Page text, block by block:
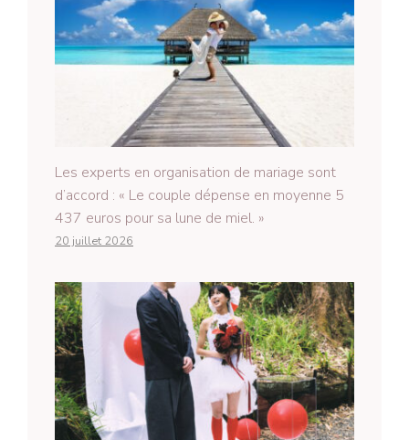
Les experts en organisation de mariage sont
d’accord : « Le couple dépense en moyenne 5
437 euros pour sa lune de miel. »
20 juillet 2026